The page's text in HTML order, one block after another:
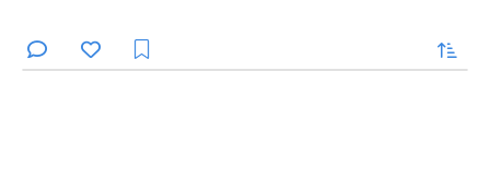
enviar